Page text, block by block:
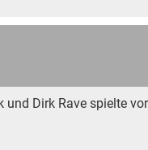
Dirk Rave spielte